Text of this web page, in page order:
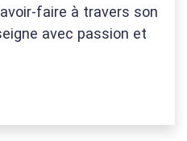
faire à travers son
avec passion et